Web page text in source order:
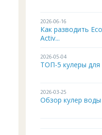
2026-06-16
Как разводить
Activ...
2026-05-04
ТОП-5 кулеры для
2026-03-25
Обзор кулер